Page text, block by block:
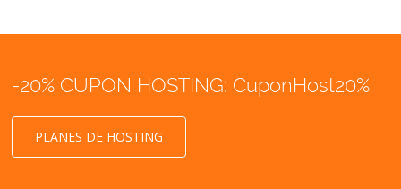
-20% CUPON HOSTING: CuponHost20%
PLANES DE HOSTING